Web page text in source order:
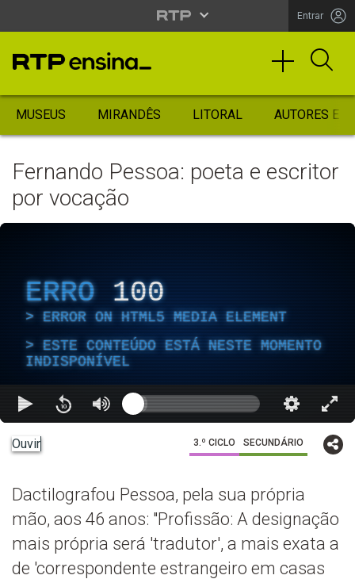
Entrar
MUSEUS MIRANDÊS LITORAL AUTORES
Fernando Pessoa: poeta e escritor
por vocação
ERRO 100
ERROR ON HTML5 MEDIA ELEMENT
ESTE CONTEÚDO ESTÁ NESTE MOMENTO
INDISPONÍVEL
Ouvir 3.º CICLO SECUNDÁRIO
Dactilografou Pessoa, pela sua própria
mão, aos 46 anos: "Profissão: A designação
mais própria será 'tradutor', a mais exata a
de 'correspondente estrangeiro em casas